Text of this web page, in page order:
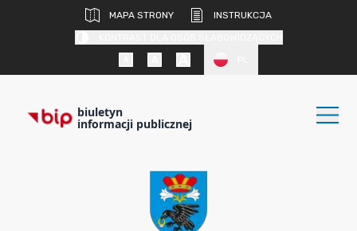
MAPA STRONY
INSTRUKCJA
biuletyn
informacji publicznej